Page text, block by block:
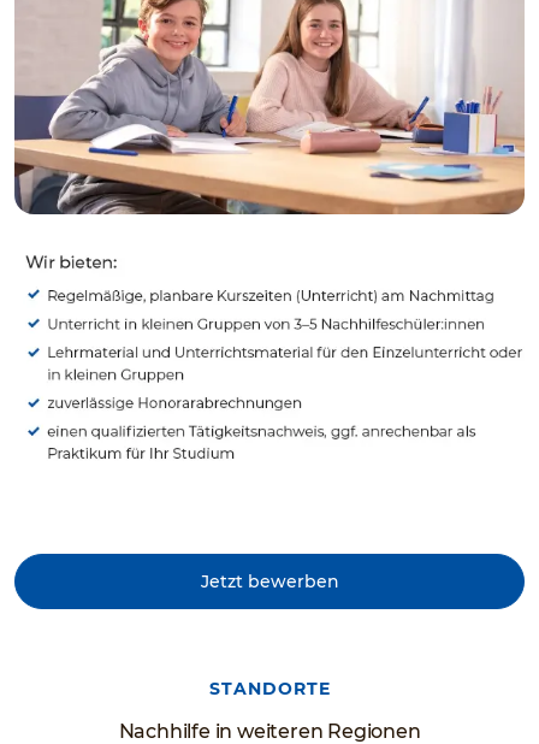
Jetzt bewerben
STANDORTE
Nachhilfe in weiteren Regionen